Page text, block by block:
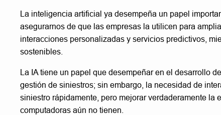
La inteligencia artificial ya desempeña un papel
asegurarnos de que las empresas la utilicen para
interacciones personalizadas y servicios predictivos,
sostenibles.
La IA tiene un papel que desempeñar en el desarrollo
gestión de siniestros; sin embargo, la necesidad de
siniestro rápidamente, pero mejorar verdaderamente
computadoras aún no tienen.